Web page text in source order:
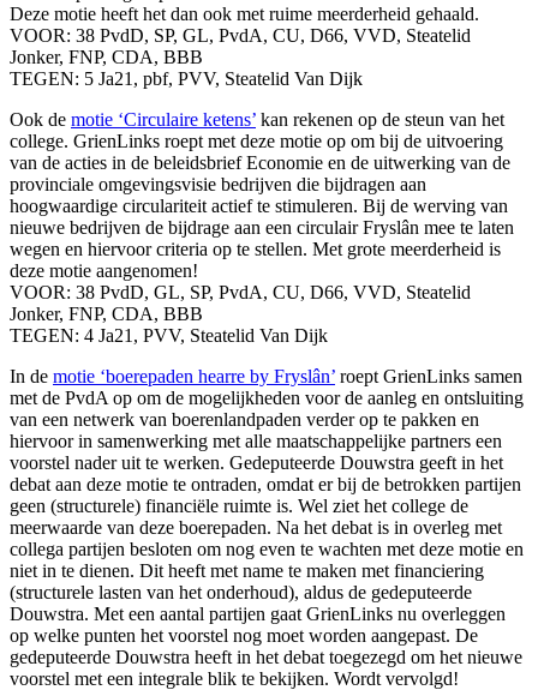
Deze motie heeft het dan ook met ruime meerderheid gehaald.
VOOR: 38 PvdD, SP, GL, PvdA, CU, D66, VVD, Steatelid
Jonker, FNP, CDA, BBB
TEGEN: 5 Ja21, pbf, PVV, Steatelid Van Dijk
Ook de motie ‘Circulaire ketens’ kan rekenen op de steun van het
college. GrienLinks roept met deze motie op om bij de uitvoering
van de acties in de beleidsbrief Economie en de uitwerking van de
provinciale omgevingsvisie bedrijven die bijdragen aan
hoogwaardige circulariteit actief te stimuleren. Bij de werving van
nieuwe bedrijven de bijdrage aan een circulair Fryslân mee te laten
wegen en hiervoor criteria op te stellen. Met grote meerderheid is
deze motie aangenomen!
VOOR: 38 PvdD, GL, SP, PvdA, CU, D66, VVD, Steatelid
Jonker, FNP, CDA, BBB
TEGEN: 4 Ja21, PVV, Steatelid Van Dijk
In de motie ‘boerepaden hearre by Fryslân’ roept GrienLinks samen
met de PvdA op om de mogelijkheden voor de aanleg en ontsluiting
van een netwerk van boerenlandpaden verder op te pakken en
hiervoor in samenwerking met alle maatschappelijke partners een
voorstel nader uit te werken. Gedeputeerde Douwstra geeft in het
debat aan deze motie te ontraden, omdat er bij de betrokken partijen
geen (structurele) financiële ruimte is. Wel ziet het college de
meerwaarde van deze boerepaden. Na het debat is in overleg met
collega partijen besloten om nog even te wachten met deze motie en
niet in te dienen. Dit heeft met name te maken met financiering
(structurele lasten van het onderhoud), aldus de gedeputeerde
Douwstra. Met een aantal partijen gaat GrienLinks nu overleggen
op welke punten het voorstel nog moet worden aangepast. De
gedeputeerde Douwstra heeft in het debat toegezegd om het nieuwe
voorstel met een integrale blik te bekijken. Wordt vervolgd!